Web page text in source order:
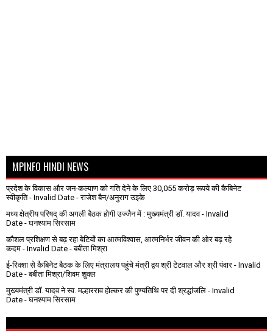
MPINFO HINDI NEWS
प्रदेश के विकास और जन-कल्याण को गति देने के लिए 30,055 करोड़ रूपये की कैबिनेट
स्वीकृति- Invalid Date - राजेश बैन/अनुराग उइके
मध्य क्षेत्रीय परिषद् की अगली बैठक होगी उज्जैन में : मुख्यमंत्री डॉ. यादव- Invalid
Date - घनश्याम सिरसाम
कौशल प्रशिक्षण से बढ़ रहा बेटियों का आत्मविश्वास, आत्मनिर्भर जीवन की ओर बढ़ रहे
कदम - Invalid Date - बबीता मिश्रा
ई-रिक्शा से कैबिनेट बैठक के लिए मंत्रालय पहुंचे मंत्री द्वय श्री टेटवाल और श्री पंवार - Invalid
Date - बबीता मिश्रा/शिवम शुक्ल
मुख्यमंत्री डॉ. यादव ने स्व. मल्हारराव होल्कर की पुण्यतिथि पर दी श्रद्धांजलि - Invalid
Date - घनश्याम सिरसाम